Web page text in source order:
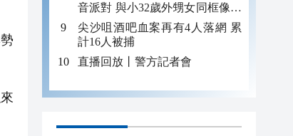
音派對 與小32歲外甥女同框像姐
妹
尖沙咀酒吧血案再有4人落網 累
計16人被捕
直播回放丨警方記者會